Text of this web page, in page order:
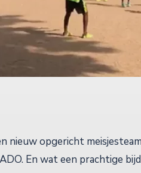
nieuw opgericht
En wat een prachtige